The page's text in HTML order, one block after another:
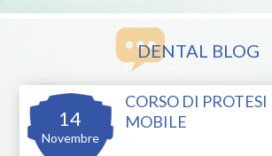
DENTAL BLOG
14
Novembre
CORSO DI PROTESI
MOBILE